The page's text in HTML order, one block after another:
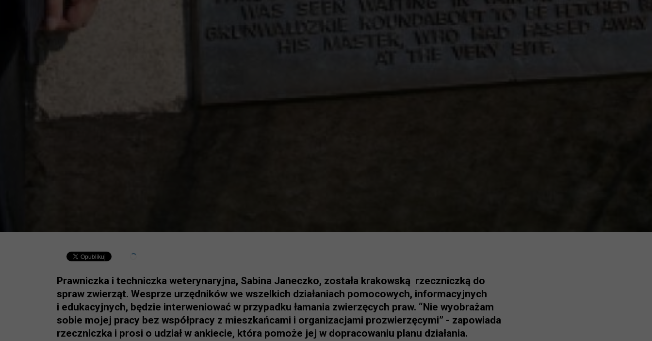
Prawniczka i techniczka weterynaryjna, Sabina Janeczko, została krakowską rzeczniczką do
spraw zwierząt. Wesprze urzędników we wszelkich działaniach pomocowych, informacyjnych
i edukacyjnych, będzie interweniować w przypadku łamania zwierzęcych praw. “Nie wyobrażam
sobie mojej pracy bez współpracy z mieszkańcami i organizacjami prozwierzęcymi” - zapowiada
rzeczniczka i prosi o udział w ankiecie, która pomoże jej w dopracowaniu planu działania.